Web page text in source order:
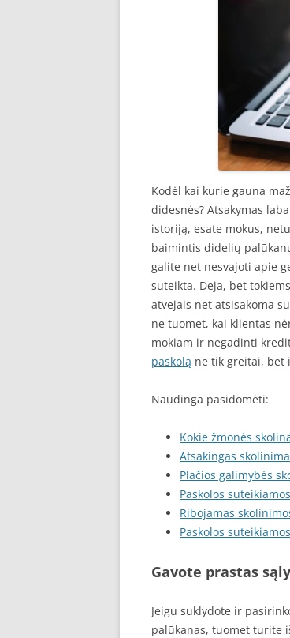
Kodėl kai kurie gauna
didesnės? Atsakymas
istoriją, esate mokus,
baimintis didelių
galite net nesvajoti apie
suteikta. Deja, bet
atvejais net atsisakoma
ne tuomet, kai klientas
mokiam ir negadinti
paskolą ne tik greitai, bet
Naudinga pasidomėti:
Kokie žmonės
Atsakingas
Plačios galimybės
Paskolos
Ribojamas
Paskolos
Gavote prastas
Jeigu suklydote ir
palūkanas, tuomet turite